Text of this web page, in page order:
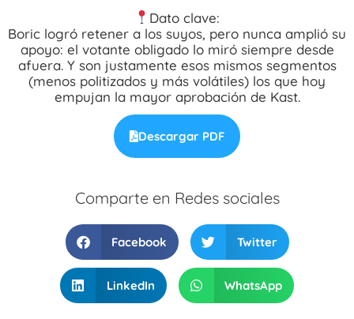
Dato clave:
Boric logró retener a los suyos, pero nunca amplió su
apoyo: el votante obligado lo miró siempre desde
afuera. Y son justamente esos mismos segmentos
(menos politizados y más volátiles) los que hoy
empujan la mayor aprobación de Kast.
Descargar PDF
Comparte en Redes sociales
Facebook Twitter
LinkedIn WhatsApp